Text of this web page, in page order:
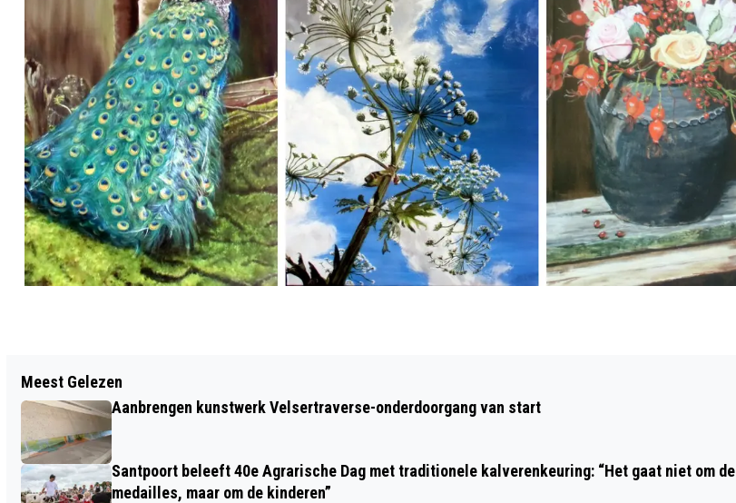
GEBOORTES I HUWELIJKEN I OVERLEDEN
IN KOP VAN WAZ
Meest Gelezen
Aanbrengen kunstwerk Velsertraverse-onderdoorgang van start
Santpoort beleeft 40e Agrarische Dag met traditionele kalverenkeuring: “Het gaat niet om de
medailles, maar om de kinderen”